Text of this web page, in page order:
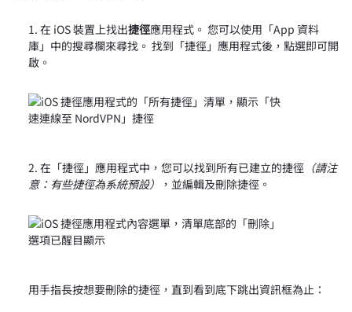
在 iOS 裝置上找出捷徑應用程式。 您可以使用「App 資料
庫」中的搜尋欄來尋找。 找到「捷徑」應用程式後，點選即可開
啟。
在「捷徑」應用程式中，您可以找到所有已建立的捷徑 （請注
意：有些捷徑為系統預設）
，並編輯及刪除捷徑。
用手指長按想要刪除的捷徑，直到看到底下跳出資訊框為止：